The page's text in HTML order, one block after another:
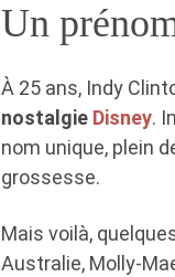
Un
À 25 ans, Indy
nostalgie Disney.
nom unique, plein
grossesse.
Mais voilà,
Australie, Molly-